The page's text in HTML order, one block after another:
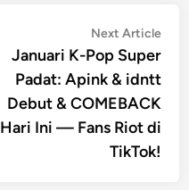
Next Article
Januari K-Pop Super
Padat: Apink & idntt
Debut & COMEBACK
Hari Ini — Fans Riot di
TikTok!